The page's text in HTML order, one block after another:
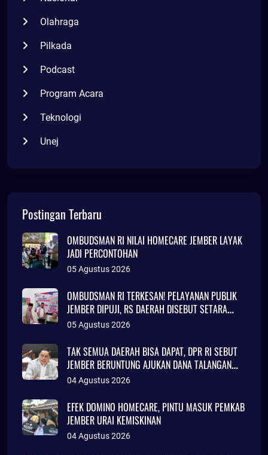
Olahraga
Pilkada
Podcast
Program Acara
Teknologi
Unej
Postingan Terbaru
OMBUDSMAN RI NILAI HOMECARE JEMBER LAYAK
JADI PERCONTOHAN
05 Agustus 2026
OMBUDSMAN RI TERKESAN! PELAYANAN PUBLIK
JEMBER DIPUJI, RS DAERAH DISEBUT SETARA
KLINIK JAKARTA
05 Agustus 2026
TAK SEMUA DAERAH BISA DAPAT, DPR RI SEBUT
JEMBER BERUNTUNG AJUKAN DANA TALANGAN
Rp786 MILIAR
04 Agustus 2026
EFEK DOMINO HOMECARE, PINTU MASUK PEMKAB
JEMBER URAI KEMISKINAN
04 Agustus 2026